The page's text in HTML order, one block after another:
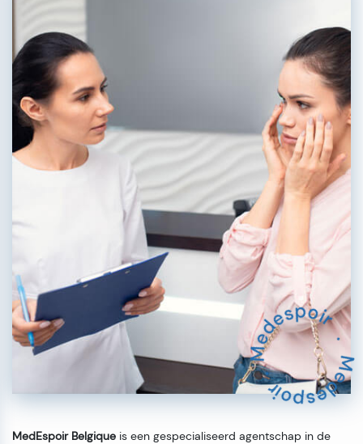
MedEspoir Belgique is een gespecialiseerd agentschap in de